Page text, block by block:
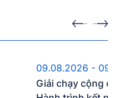
Sự kiện
09.08.2026 -
Giải chạy cộng